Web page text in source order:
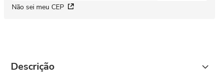
Não sei meu CEP
Descrição